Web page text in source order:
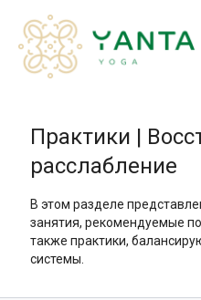
Практики |
расслабление
В этом разделе
занятия, рекомендуемые
также практики,
системы.